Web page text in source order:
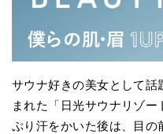
サウナ好きの美女として話
まれた「日光サウナリゾ
ぷり汗をかいた後は、目の